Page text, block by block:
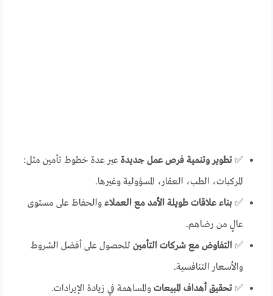
✅تطوير وتنمية فرص عمل جديدة عبر عدة خطوط تأمين مثل:
المركبات، الطب، العقار، المسؤولية وغيرها.
✅بناء علاقات طويلة الأمد مع العملاء والحفاظ على مستوى
عالٍ من رضاهم.
✅التفاوض مع شركات التأمين للحصول على أفضل الشروط
والأسعار التنافسية.
✅تحقيق أهداف المبيعات والمساهمة في زيادة الإيرادات.